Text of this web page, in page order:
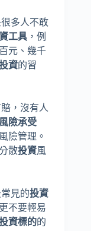
多人不敢
工具 ，例
元、幾千
資的習
，沒有人
風險承受
險管理。
散投資風
見的投資
不要輕易
資標的的